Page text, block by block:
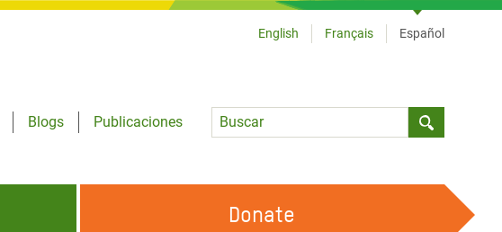
Blogs
Publicaciones
Language
English Français Español
Donate